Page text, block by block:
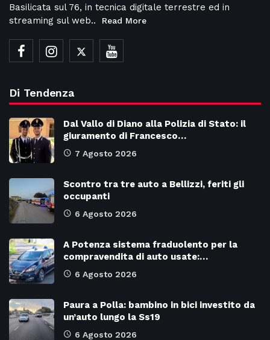
Basilicata sul 76, in tecnica digitale terrestre ed in
streaming sul web..
Read More
Di Tendenza
Dal Vallo di Diano alla Polizia di Stato: il
giuramento di Francesco…
7 Agosto 2026
Scontro tra tre auto a Bellizzi, feriti gli
occupanti
6 Agosto 2026
A Potenza sistema fraduolento per la
compravendita di auto usate:…
6 Agosto 2026
Paura a Polla: bambino in bici investito da
un’auto lungo la Ss19
6 Agosto 2026